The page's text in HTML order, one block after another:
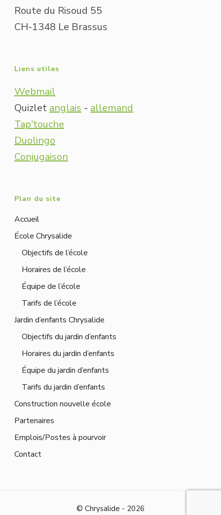
Route du Risoud 55
CH-1348 Le Brassus
Liens utiles
Webmail
Quizlet anglais - allemand
Tap'touche
Duolingo
Conjugaison
Plan du site
Accueil
École Chrysalide
Objectifs de l’école
Horaires de l’école
Équipe de l’école
Tarifs de l’école
Jardin d’enfants Chrysalide
Objectifs du jardin d’enfants
Horaires du jardin d’enfants
Équipe du jardin d’enfants
Tarifs du jardin d’enfants
Construction nouvelle école
Partenaires
Emplois/Postes à pourvoir
Contact
© Chrysalide - 2026